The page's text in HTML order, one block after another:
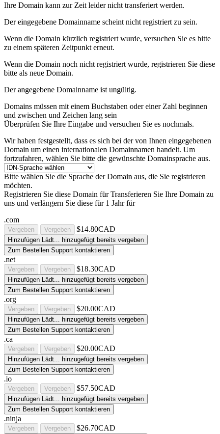
Ihre Domain kann zur Zeit leider nicht transferiert werden.
Der eingegebene Domainname scheint nicht registriert zu sein.
Wenn die Domain kürzlich registriert wurde, versuchen Sie es bitte
zu einem späteren Zeitpunkt erneut.
Wenn die Domain noch nicht registriert wurde, registrieren Sie diese
bitte als neue Domain.
Der angegebene Domainname ist ungültig.
Domains müssen mit einem Buchstaben oder einer Zahl beginnen
und zwischen und Zeichen lang sein
Überprüfen Sie Ihre Eingabe und versuchen Sie es nochmals.
Wir haben festgestellt, dass es sich bei der von Ihnen eingegebenen
Domain um einen internationalen Domainnamen handelt. Um
fortzufahren, wählen Sie bitte die gewünschte Domainsprache aus.
Bitte wählen Sie die Sprache der Domain aus, die Sie registrieren
möchten.
Registrieren Sie diese Domain für Transferieren Sie Ihre Domain zu
uns und verlängern Sie diese für 1 Jahr für
.com
Vergeben Vergeben $14.80CAD
Hinzufügen Lädt... hinzugefügt bereits vergeben
Zum Bestellen Support kontaktieren
.net
Vergeben Vergeben $18.30CAD
Hinzufügen Lädt... hinzugefügt bereits vergeben
Zum Bestellen Support kontaktieren
.org
Vergeben Vergeben $20.00CAD
Hinzufügen Lädt... hinzugefügt bereits vergeben
Zum Bestellen Support kontaktieren
.ca
Vergeben Vergeben $20.00CAD
Hinzufügen Lädt... hinzugefügt bereits vergeben
Zum Bestellen Support kontaktieren
.io
Vergeben Vergeben $57.50CAD
Hinzufügen Lädt... hinzugefügt bereits vergeben
Zum Bestellen Support kontaktieren
.ninja
Vergeben Vergeben $26.70CAD